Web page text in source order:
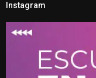
Instagram